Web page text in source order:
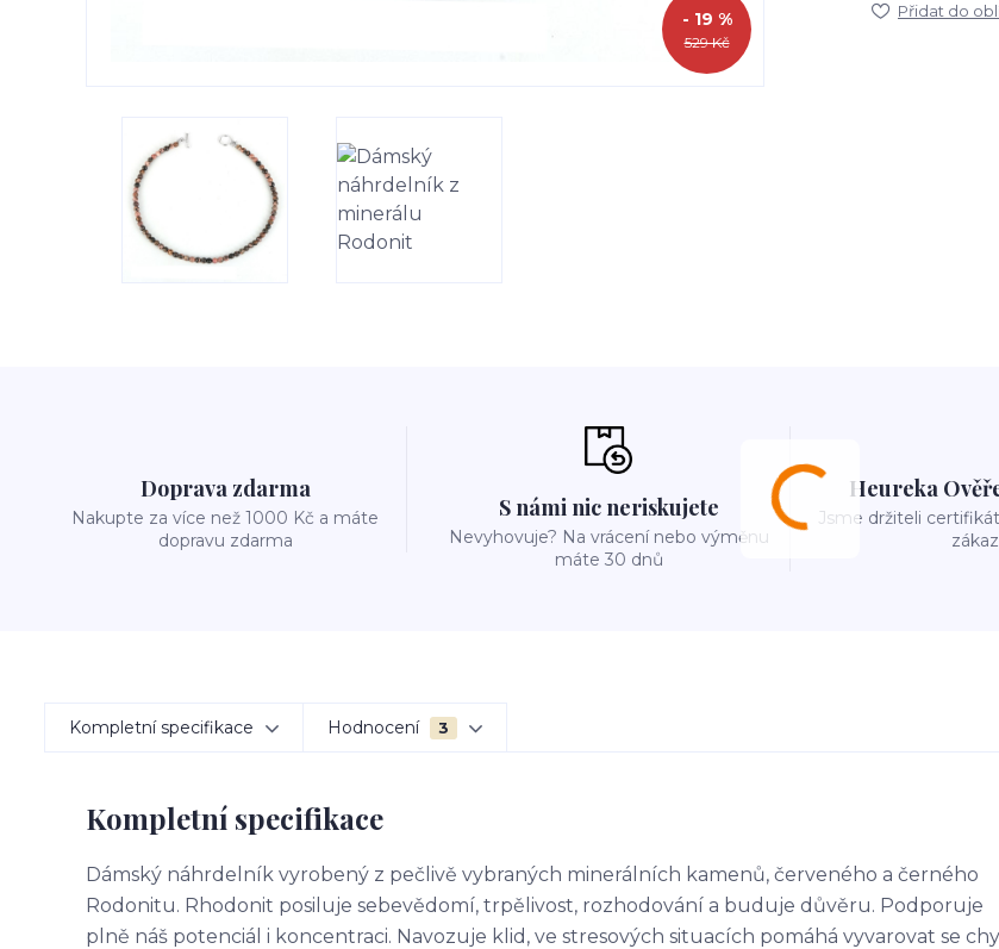
529 Kč
- 19 % Přidat do
Doprava zdarma
Nakupte za více než 1000 Kč a máte
dopravu zdarma
S námi nic neriskujete
Nevyhovuje? Na vrácení nebo výměnu
máte 30 dnů
Heureka
Jsme držiteli
Kompletní specifikace Hodnocení 3
Kompletní specifikace
Dámský náhrdelník vyrobený z pečlivě vybraných minerálních kamenů, červeného a černého
Rodonitu. Rhodonit posiluje sebevědomí, trpělivost, rozhodování a buduje důvěru. Podporuje
plně náš potenciál i koncentraci. Navozuje klid, ve stresových situacích pomáhá vyvarovat se